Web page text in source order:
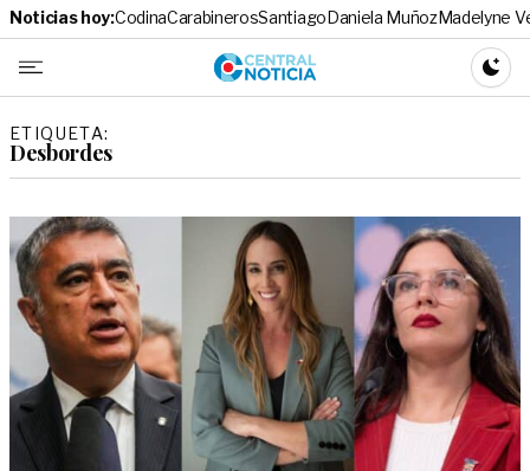
Noticias hoy:CodinaCarabinerosSantiagoDaniela MuñozMadelyne
Central
ETIQUETA:
Desbordes